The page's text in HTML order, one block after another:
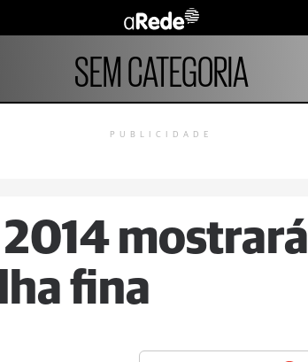
SEM CATEGORIA
PUBLICIDADE
mostrará
fina